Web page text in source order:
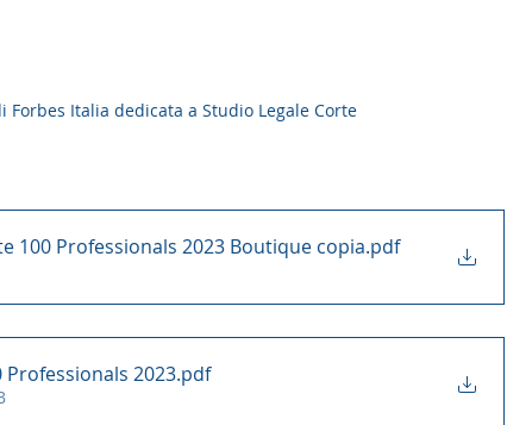
Forbes Italia dedicata a Studio Legale Corte
100 Professionals 2023 Boutique copia.pdf
Professionals 2023.pdf